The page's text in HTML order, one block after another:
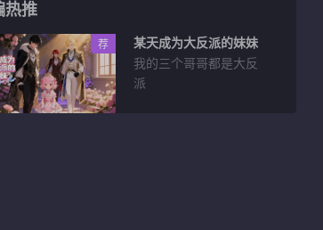
热推
荐
某天成为大反派的妹妹
我的三个哥哥都是大反
派